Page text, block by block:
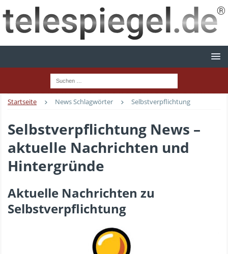
Startseite News Schlagwörter Selbstverpflichtung
Selbstverpflichtung News –
aktuelle Nachrichten und
Hintergründe
Aktuelle Nachrichten zu
Selbstverpflichtung